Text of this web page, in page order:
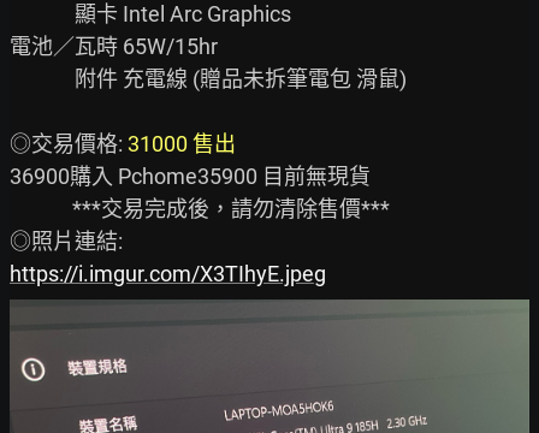
顯卡 Intel Arc Graphics
電池／瓦時 65W/15hr
附件 充電線 (贈品未拆筆電包 滑鼠)
◎交易價格: 31000 售出
36900購入 Pchome35900 目前無現貨
https://i.imgur.com/X3TIhyE.jpeg